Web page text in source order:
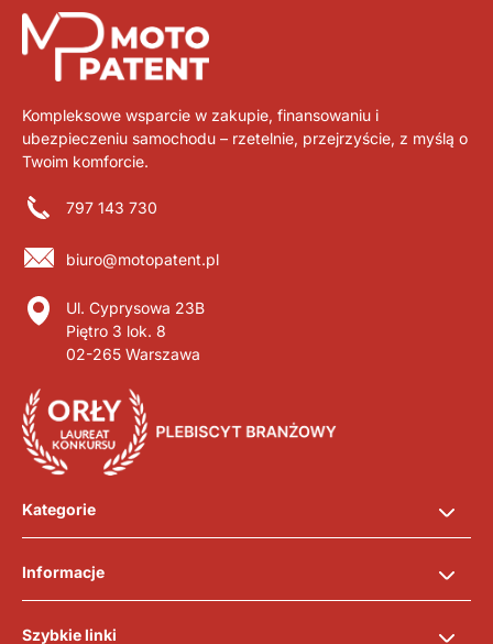
Kompleksowe wsparcie w zakupie, finansowaniu i
ubezpieczeniu samochodu – rzetelnie, przejrzyście, z myślą o
Twoim komforcie.
797 143 730
biuro@motopatent.pl
Ul. Cyprysowa 23B
Piętro 3 lok. 8
02-265 Warszawa
Kategorie
Informacje
Szybkie linki